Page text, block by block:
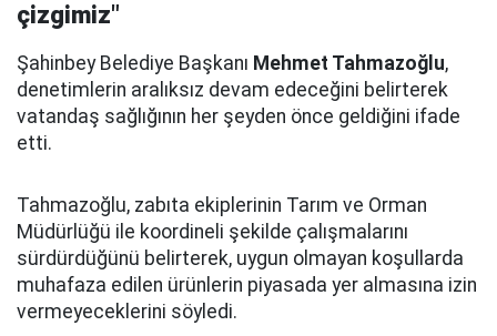
çizgimiz"
Şahinbey Belediye Başkanı Mehmet Tahmazoğlu,
denetimlerin aralıksız devam edeceğini belirterek
vatandaş sağlığının her şeyden önce geldiğini ifade
etti.
Tahmazoğlu, zabıta ekiplerinin Tarım ve Orman
Müdürlüğü ile koordineli şekilde çalışmalarını
sürdürdüğünü belirterek, uygun olmayan koşullarda
muhafaza edilen ürünlerin piyasada yer almasına izin
vermeyeceklerini söyledi.